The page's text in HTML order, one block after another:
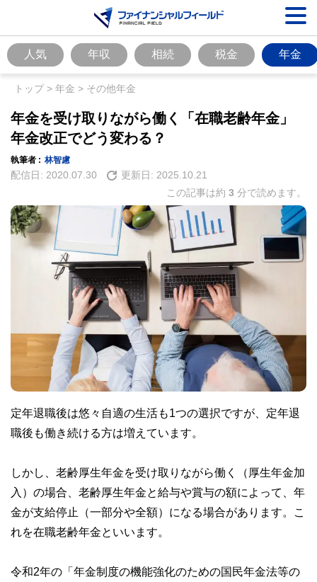
人気 年収 相続 税金 年金
トップ> 年金 > その他年金
年金を受け取りながら働く「在職老齢年金」
年金改正でどう変わる？
執筆者 : 林智慮
配信日: 2020.07.30 更新日: 2025.10.21
この記事は約 3 分で読めます。
定年退職後は悠々自適の生活も1つの選択ですが、定年退
職後も働き続ける方は増えています。
しかし、老齢厚生年金を受け取りながら働く（厚生年金加
入）の場合、老齢厚生年金と給与や賞与の額によって、年
金が支給停止（一部分や全額）になる場合があります。こ
れを在職老齢年金といいます。
令和2年の「年金制度の機能強化のための国民年金法等の